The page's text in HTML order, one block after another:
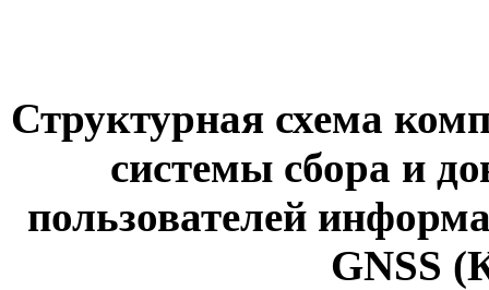
Структурная схема
системы сбора и
пользователей
GNSS